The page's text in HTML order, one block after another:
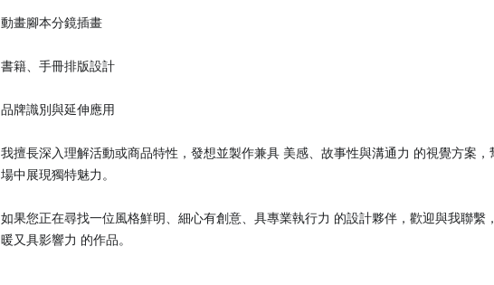
動畫腳本分鏡插畫
書籍、手冊排版設計
品牌識別與延伸應用
我擅長深入理解活動或商品特性，發想並製作兼具 美感、故事性與溝通力 的視覺方案
場中展現獨特魅力。
如果您正在尋找一位風格鮮明、細心有創意、具專業執行力 的設計夥伴，歡迎與我聯繫
暖又具影響力 的作品。